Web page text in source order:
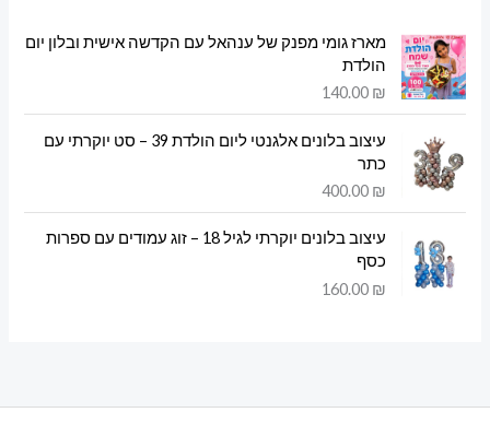
מארז גומי מפנק של ענהאל עם הקדשה אישית ובלון יום
הולדת
140.00 ₪
עיצוב בלונים אלגנטי ליום הולדת 39 – סט יוקרתי עם
כתר
400.00 ₪
עיצוב בלונים יוקרתי לגיל 18 – זוג עמודים עם ספרות
כסף
160.00 ₪